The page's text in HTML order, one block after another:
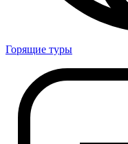
Горящие туры